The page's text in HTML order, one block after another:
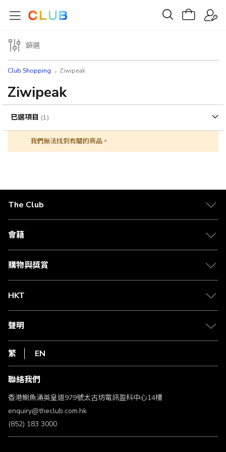
Club Shopping Ziwipeak
Ziwipeak
我們無法找到有關的商品。
篩選
已選項目
The Club
關於 The Club
合作夥伴
媒體中心
會籍
會籍及專屬禮遇
賺取積分
購物與獎賞
物流與配送
Club Shopping 商品領取站
常見問題
HKT
csl.
1010
HKT
聲明
私隱聲明
使用條款
條款及細則
不歧視及不騷擾聲明
認可牌照及通告
繁 EN
聯絡我們
香港鰂魚涌英皇道979號太古坊電訊盈科中心14樓
enquiry@theclub.com.hk
(852) 183 3000